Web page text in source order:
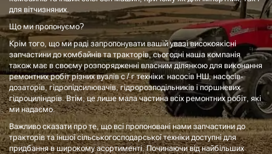
для вітчизняних.
Що ми пропонуємо?
Крім того, що ми раді запропонувати вашій увазі високоякісні
запчастини до комбайнів та тракторів, сьогодні наша компанія
також має в своєму розпорядженні власним ділянкою для виконання
ремонтних робіт різних вузлів с / г техніки: насосів НШ, насосів-
дозаторів, гідропідсилювачів, гідророзподільників і поршневих
гідроциліндрів. Втім, це лише мала частина всіх ремонтних робіт, які
ми надаємо.
Важливо сказати про те, що всі пропоновані нами запчастини до
тракторів та іншої сільськогосподарської техніки доступні для
придбання в широкому асортименті. Починаючи від найбільших